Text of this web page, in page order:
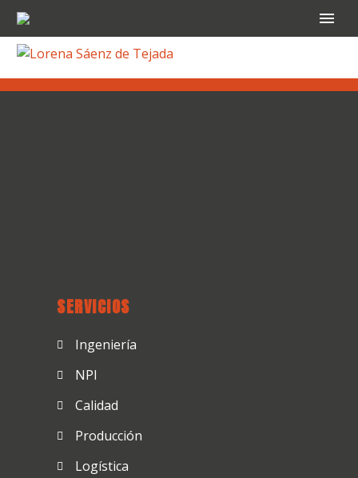
SERVICIOS
Ingeniería
NPI
Calidad
Producción
Logística